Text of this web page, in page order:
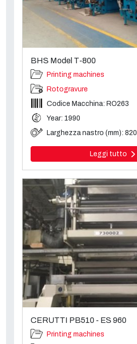
BHS Model T-800
Printing machines
Rotogravure
Codice Macchina: RO263
Year: 1990
Larghezza nastro (mm): 820
Leggi tutto
CERUTTI PB510 - ES 960
Printing machines